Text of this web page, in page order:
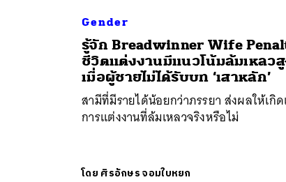
Gender
รู้จัก Breadwinner Wife
ชีวิตแต่งงานมีแนวโน้มล้มเหลว
เมื่อผู้ชายไม่ได้รับบท ‘เสาหลัก’
สามีที่มีรายได้น้อยกว่าภรรยา ส่งผลให้เกิ
การแต่งงานที่ล้มเหลวจริงหรือไม่
โดย ศิรอักษร จอมใบหยก